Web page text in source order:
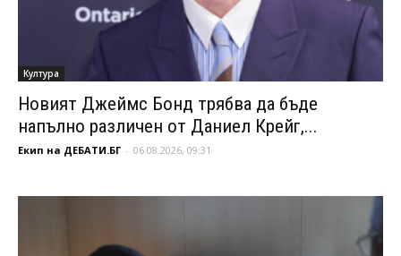
Култура
Новият Джеймс Бонд трябва да бъде
напълно различен от Даниел Крейг,...
Екип на ДЕБАТИ.БГ - 06.08.2026, 09:31